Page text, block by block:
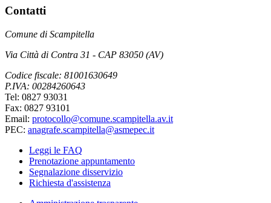
Contatti
Comune di Scampitella
Via Città di Contra 31 - CAP 83050 (AV)
Codice fiscale: 81001630649
P.IVA: 00284260643
Tel: 0827 93031
Fax: 0827 93101
Email: protocollo@comune.scampitella.av.it
PEC: anagrafe.scampitella@asmepec.it
Leggi le FAQ
Prenotazione appuntamento
Segnalazione disservizio
Richiesta d'assistenza